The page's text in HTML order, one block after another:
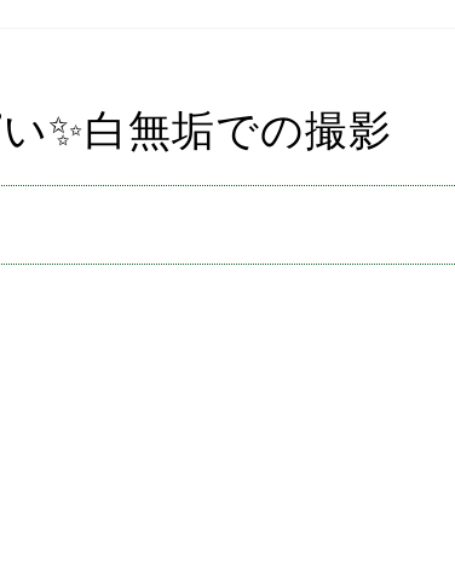
✨白無垢での撮影